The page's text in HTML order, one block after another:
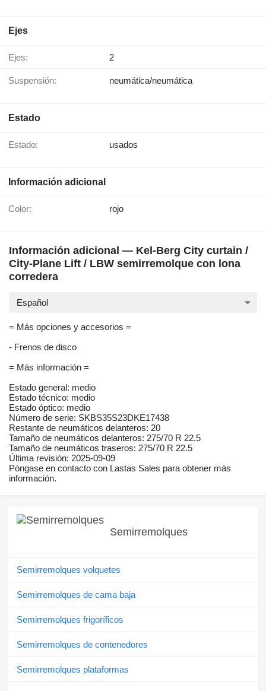
Ejes
Ejes: 2
Suspensión: neumática/neumática
Estado
Estado: usados
Información adicional
Color: rojo
Información adicional — Kel-Berg City curtain /
City-Plane Lift / LBW semirremolque con lona
corredera
Español
= Más opciones y accesorios =
- Frenos de disco
= Más información =
Estado general: medio
Estado técnico: medio
Estado óptico: medio
Número de serie: SKBS35S23DKE17438
Restante de neumáticos delanteros: 20
Tamaño de neumáticos delanteros: 275/70 R 22.5
Tamaño de neumáticos traseros: 275/70 R 22.5
Última revisión: 2025-09-09
Póngase en contacto con Lastas Sales para obtener más
información.
Semirremolques
Semirremolques volquetes
Semirremolques de cama baja
Semirremolques frigoríficos
Semirremolques de contenedores
Semirremolques plataformas